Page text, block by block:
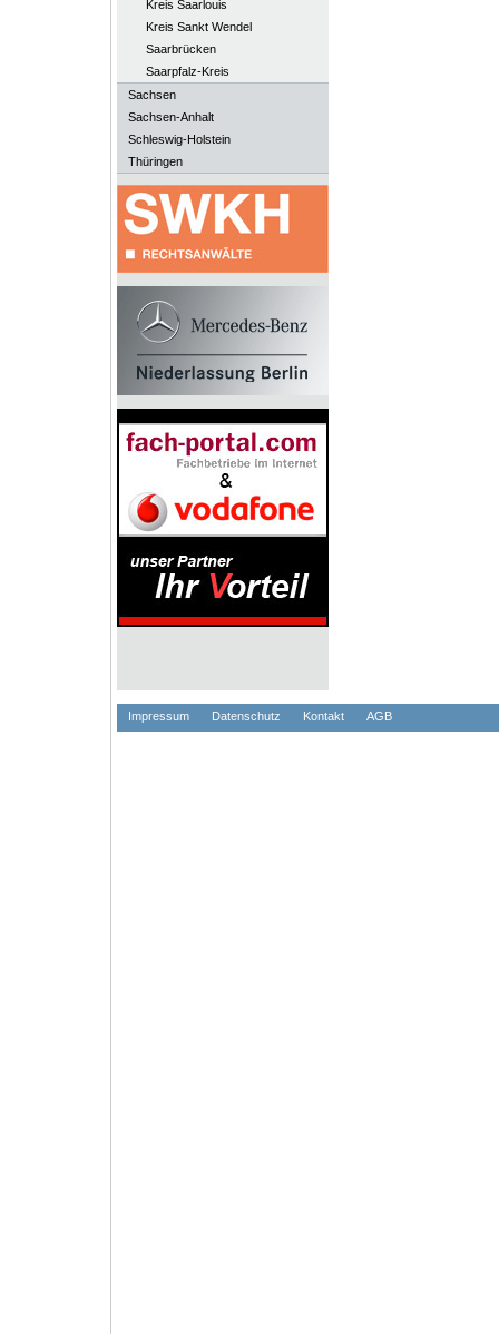
Kreis Saarlouis
Kreis Sankt Wendel
Saarbrücken
Saarpfalz-Kreis
Sachsen
Sachsen-Anhalt
Schleswig-Holstein
Thüringen
Impressum Datenschutz Kontakt AGB